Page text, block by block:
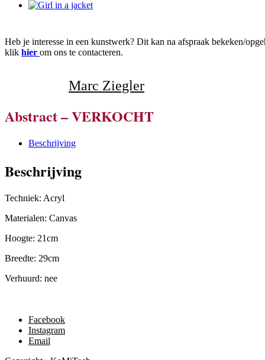
Heb je interesse in een kunstwerk? Dit kan na afspraak bekeken/
klik hier om ons te contacteren.
Marc Ziegler
Abstract – VERKOCHT
Beschrijving
Beschrijving
Techniek: Acryl
Materialen: Canvas
Hoogte: 21cm
Breedte: 29cm
Verhuurd: nee
Facebook
Instagram
Email